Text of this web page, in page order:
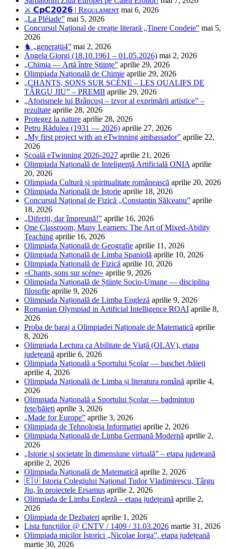
⚔️ 𝗖𝗽𝗖𝟮𝟬𝟮𝟲 | Rᴇɢᴜʟᴀᴍᴇɴᴛ mai 6, 2026
„La Pléiade” mai 5, 2026
Concursul Național de creație literară „Tinere Condeie” mai 5,
2026
♞ „generații4” mai 2, 2026
Angela Giorgi (18.10.1961 – 01.05.2026) mai 2, 2026
„Chimia — Artă între Științe” aprilie 29, 2026
Olimpiada Națională de Chimie aprilie 29, 2026
„CHANTS, SONS SUR SCÈNE – LES QUALIFS DE
TÂRGU JIU” – PREMII aprilie 29, 2026
„Aforismele lui Brâncuși – izvor al exprimării artistice” –
rezultate aprilie 28, 2026
Protegez la nature aprilie 28, 2026
Petru Rădulea (1931 — 2026) aprilie 27, 2026
„My first project with an eTwinning ambassador” aprilie 22,
2026
Școală eTwinning 2026-2027 aprilie 21, 2026
Olimpiada Națională de Inteligență Artificială ONIA aprilie
20, 2026
Olimpiada Cultură și spiritualitate românească aprilie 20, 2026
Olimpiada Națională de Istorie aprilie 18, 2026
Concursul Național de Fizică „Constantin Sălceanu” aprilie
18, 2026
„Diferiți, dar împreună!” aprilie 16, 2026
One Classroom, Many Learners: The Art of Mixed-Ability
Teaching aprilie 16, 2026
Olimpiada Națională de Geografie aprilie 11, 2026
Olimpiada Națională de Limba Spaniolă aprilie 10, 2026
Olimpiada Națională de Fizică aprilie 10, 2026
«Chants, sons sur scène» aprilie 9, 2026
Olimpiada Națională de Științe Socio-Umane — disciplina
filosofie aprilie 9, 2026
Olimpiada Națională de Limba Engleză aprilie 9, 2026
Romanian Olympiad in Artificial Intelligence ROAI aprilie 8,
2026
Proba de baraj a Olimpiadei Naționale de Matematică aprilie
8, 2026
Olimpiada Lectura ca Abilitate de Viață (OLAV), etapa
județeană aprilie 6, 2026
Olimpiada Națională a Sportului Școlar — baschet /băieți
aprilie 4, 2026
Olimpiada Națională de Limba și literatura română aprilie 4,
2026
Olimpiada Națională a Sportului Școlar — badminton
fete/băieți aprilie 3, 2026
„Made for Europe” aprilie 3, 2026
Olimpiada de Tehnologia Informației aprilie 2, 2026
Olimpiada Națională de Limba Germană Modernă aprilie 2,
2026
„Istorie și societate în dimensiune virtuală” – etapa județeană
aprilie 2, 2026
Olimpiada Națională de Matematică aprilie 2, 2026
🇪🇺 Istoria Colegiului Național Tudor Vladimirescu, Târgu
Jiu, în proiectele Ersamus aprilie 2, 2026
Olimpiada de Limba Engleză – etapa județeană aprilie 2,
2026
Olimpiada de Dezbateri aprilie 1, 2026
Lista funcțiilor @ CNTV / 1409 / 31.03.2026 martie 31, 2026
Olimpiada micilor Istorici „Nicolae Iorga”, etapa județeană
martie 30, 2026